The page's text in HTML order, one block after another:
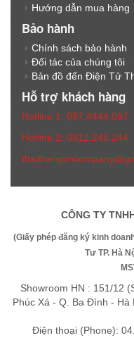
Hướng dẫn mua hàng
Bảo hành
Chính sách bảo hành
Đối tác của chúng tôi
Bản đồ đến Điện Tử
Hỗ trợ khách hàng
Hotline 1: 097.4444.097
Hotline 2: 0912.245.244
CÔNG TY
(Giấy phép đăng ký kinh
Tư TP. Hà
Showroom HN : 151/12
Phúc Xá - Q. Ba Đình -
Điện thoại (Phone):